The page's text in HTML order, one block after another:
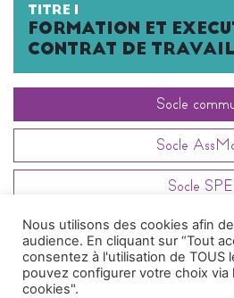
TITRE I
FORMATION ET
CONTRAT DE TRAVAIL
Socle
Socle
Socle SPE
Article140.1.2
Nous utilisons des cookies afin
audience. En cliquant sur “Tout
consentez à l'utilisation de TOUS
pouvez configurer votre choix
cookies".